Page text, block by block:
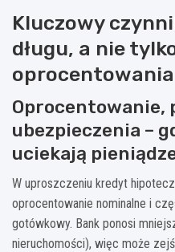
Kluczowy
długu, a nie
oprocentowania
Oprocentowanie,
ubezpieczenia –
uciekają
W uproszczeniu kredyt
oprocentowanie nominalne i
gotówkowy. Bank ponosi
nieruchomości), więc może